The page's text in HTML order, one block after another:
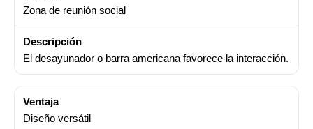
Zona de reunión social
El desayunador o barra americana favorece la interacción.
Diseño versátil